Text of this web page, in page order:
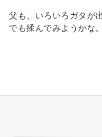
父も、いろいろガタが
でも揉んでみようかな。